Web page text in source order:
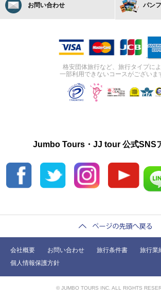
お問い合わせ パン
格安団体旅行など、旅行タイプに
一部利用できないコースがございま
Jumbo Tours・JJ tour 公式SNS
会社概要 お問い合わせ 旅行条件書
旅行業
個人情報保護方針
© JUMBO TOURS INC. ALL RIGHTS